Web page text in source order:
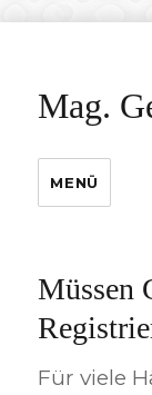
Mag.
MENÜ
Müssen
Für viele